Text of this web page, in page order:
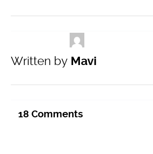
Written by Mavi
18 Comments